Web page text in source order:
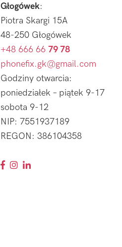
Głogówek:
Piotra Skargi 15A
48-250 Głogówek
+48 666 66 79 78
phonefix.gk@gmail.com
Godziny otwarcia:
poniedziałek – piątek 9-17
sobota 9-12
NIP: 7551937189
REGON: 386104358